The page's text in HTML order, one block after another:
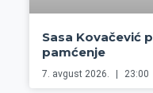
Sasa Kovačević
pamćenje
7. avgust 2026. 23:00